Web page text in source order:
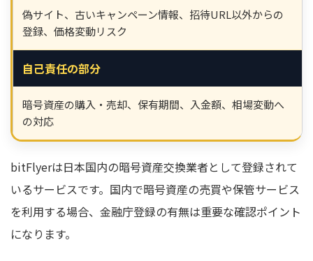
偽サイト、古いキャンペーン情報、招待URL以外からの
登録、価格変動リスク
自己責任の部分
暗号資産の購入・売却、保有期間、入金額、相場変動へ
の対応
bitFlyerは日本国内の暗号資産交換業者として登録されて
いるサービスです。国内で暗号資産の売買や保管サービス
を利用する場合、金融庁登録の有無は重要な確認ポイント
になります。